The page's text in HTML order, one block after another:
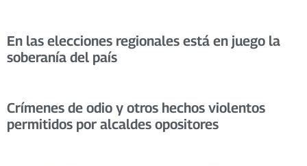
En las elecciones regionales está en juego la
soberanía del país
Crímenes de odio y otros hechos violentos
permitidos por alcaldes opositores